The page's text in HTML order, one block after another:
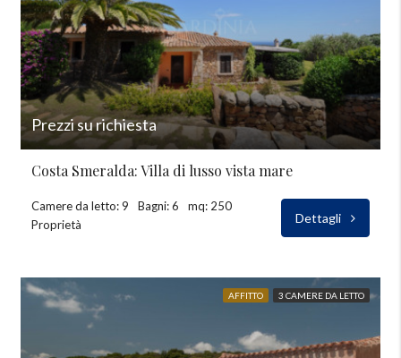
Prezzi su richiesta
Costa Smeralda: Villa di lusso vista mare
Camere da letto: 9 Bagni: 6
mq: 250
Proprietà
Dettagli
AFFITTO 3 CAMERE DA LETTO